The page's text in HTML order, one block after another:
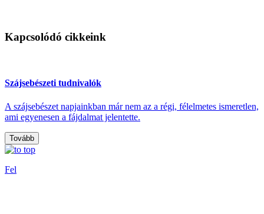
Kapcsolódó cikkeink
Szájsebészeti tudnivalók
A szájsebészet napjainkban már nem az a régi, félelmetes ismeretlen,
ami egyenesen a fájdalmat jelentette.
Tovább
Fel